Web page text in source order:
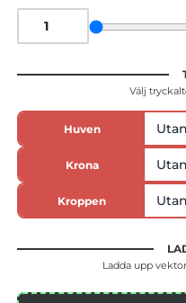
Välj
Huven
Krona
Kroppen
Ladda upp